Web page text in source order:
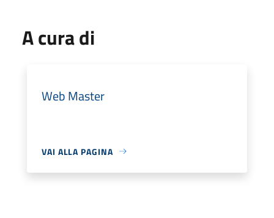
A cura di
Web Master
VAI ALLA PAGINA